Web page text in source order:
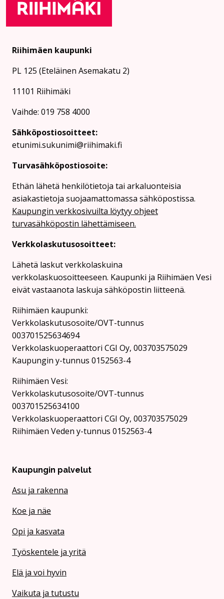
Riihimäen kaupunki
PL 125 (Eteläinen Asemakatu 2)
11101 Riihimäki
Vaihde: 019 758 4000
Sähköpostiosoitteet:
etunimi.sukunimi@riihimaki.fi
Turvasähköpostiosoite:
Ethän lähetä henkilötietoja tai arkaluonteisia
asiakastietoja suojaamattomassa sähköpostissa.
Kaupungin verkkosivuilta löytyy ohjeet
turvasähköpostin lähettämiseen.
Verkkolaskutusosoitteet:
Lähetä laskut verkkolaskuina
verkkolaskuosoitteeseen. Kaupunki ja Riihimäen Vesi
eivät vastaanota laskuja sähköpostin liitteenä.
Riihimäen kaupunki:
Verkkolaskutusosoite/OVT-tunnus
003701525634694
Verkkolaskuoperaattori CGI Oy, 003703575029
Kaupungin y-tunnus 0152563-4
Rii­hi­mäen Vesi:
Verkkolaskutusosoite/OVT-tunnus
003701525634100
Verkkolaskuoperaattori CGI Oy, 003703575029
Riihimäen Veden y-tunnus 0152563-4
Kaupungin palvelut
Asu ja rakenna
Koe ja näe
Opi ja kasvata
Työskentele ja yritä
Elä ja voi hyvin
Vaikuta ja tutustu